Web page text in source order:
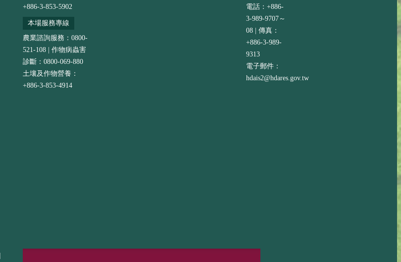
+886-3-853-5902
本場服務專線
農業諮詢服務：0800-
521-108 | 作物病蟲害
診斷：0800-069-880
土壤及作物營養：
+886-3-853-4914
電話：+886-
3-989-9707～
08 | 傳真：
+886-3-989-
9313
電子郵件：
hdais2@hdares.gov.tw